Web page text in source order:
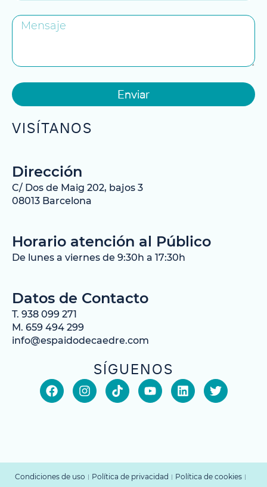
Enviar
VISÍTANOS
Dirección
C/ Dos de Maig 202, bajos 3
08013 Barcelona
Horario atención al Público
De lunes a viernes de 9:30h a 17:30h
Datos de Contacto
T. 938 099 271
M. 659 494 299
info@espaidodecaedre.com
SÍGUENOS
Condiciones de uso Política de privacidad Política de cookies